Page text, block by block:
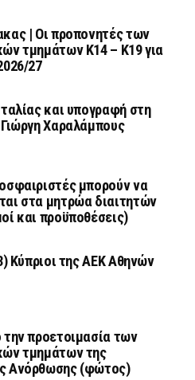
| Οι προπονητές των
τμημάτων Κ14 – Κ19 για
27
και υπογραφή στη
Χαραλάμπους
μπορούν να
στα μητρώα διαιτητών
και προϋποθέσεις)
Κύπριοι της ΑΕΚ Αθηνών
την προετοιμασία των
τμημάτων της
Ανόρθωσης (φώτος)